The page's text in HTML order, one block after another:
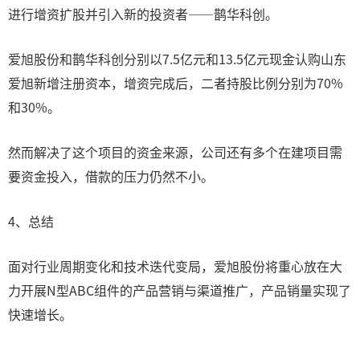
进行增资扩股并引入新的投资者——鹊华科创。
爱旭股份和鹊华科创分别以7.5亿元和13.5亿元现金认购山东
爱旭新增注册资本，增资完成后，二者持股比例分别为70%
和30%。
然而解决了这个项目的资金来源，公司还有多个在建项目需
要资金投入，借款的压力仍然不小。
4、总结
面对行业周期变化和技术迭代变局，爱旭股份将重心放在大
力开展N型ABC组件的产品营销与渠道推广，产品销量实现了
快速增长。